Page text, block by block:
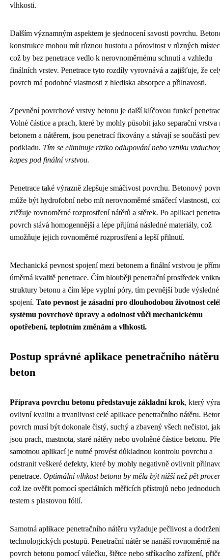
vlhkosti.
Dalším významným aspektem je sjednocení savosti povrchu.
konstrukce mohou mít různou hustotu a pórovitost v různých
což by bez penetrace vedlo k nerovnoměrnému schnutí a vzhledu
finálních vrstev. Penetrace tyto rozdíly vyrovnává a zajišťuje, že
povrch má podobné vlastnosti z hlediska absorpce a přilnavosti.
Zpevnění povrchové vrstvy betonu je další klíčovou funkcí
Volné částice a prach, které by mohly působit jako separační vrstva
betonem a nátěrem, jsou penetrací fixovány a stávají se součástí
podkladu. Tím se eliminuje riziko odlupování nebo vzniku
kapes pod finální vrstvou.
Penetrace také výrazně zlepšuje smáčivost povrchu. Betonový
může být hydrofobní nebo mít nerovnoměrné smáčecí vlastnosti,
ztěžuje rovnoměrné rozprostření nátěrů a stěrek. Po aplikaci
povrch stává homogennější a lépe přijímá následné materiály, což
umožňuje jejich rovnoměrné rozprostření a lepší přilnutí.
Mechanická pevnost spojení mezi betonem a finální vrstvou je
úměrná kvalitě penetrace. Čím hlouběji penetrační prostředek
struktury betonu a čím lépe vyplní póry, tím pevnější bude výsledné
spojení. Tato pevnost je zásadní pro dlouhodobou životnost
systému povrchové úpravy a odolnost vůči mechanickému
opotřebení, teplotním změnám a vlhkosti.
Postup správné aplikace penetračního
beton
Příprava povrchu betonu představuje základní krok, který
ovlivní kvalitu a trvanlivost celé aplikace penetračního nátěru.
povrch musí být dokonale čistý, suchý a zbavený všech nečistot,
jsou prach, mastnota, staré nátěry nebo uvolněné částice betonu.
samotnou aplikací je nutné provést důkladnou kontrolu povrchu a
odstranit veškeré defekty, které by mohly negativně ovlivnit
penetrace. Optimální vlhkost betonu by měla být nižší než pět
což lze ověřit pomocí speciálních měřicích přístrojů nebo
testem s plastovou fólií.
Samotná aplikace penetračního nátěru vyžaduje pečlivost a
technologických postupů. Penetrační nátěr se nanáší rovnoměrně
povrch betonu pomocí válečku, štětce nebo stříkacího zařízení,